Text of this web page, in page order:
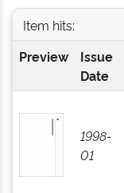
Item hits:
Preview
Issue
Date
1998-
01